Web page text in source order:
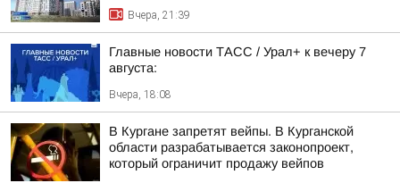
Вчера, 21:39
Главные новости ТАСС / Урал+ к вечеру 7
августа:
Вчера, 18:08
В Кургане запретят вейпы. В Курганской
области разрабатывается законопроект,
который ограничит продажу вейпов